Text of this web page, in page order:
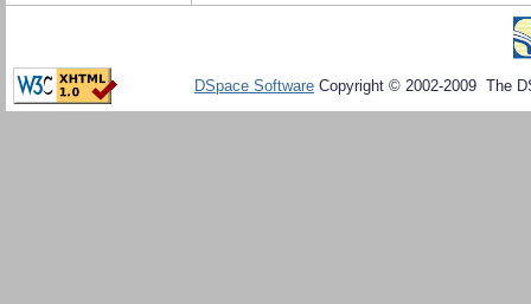
DSpace Software Copyright © 2002-2009 The